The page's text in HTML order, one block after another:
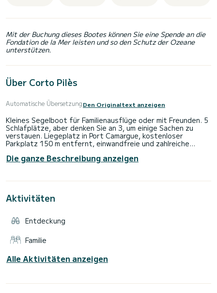
Mit der Buchung dieses Bootes können Sie eine Spende an die
Fondation de la Mer leisten und so den Schutz der Ozeane
unterstützen.
Über Corto Pilès
Automatische ÜbersetzungDen Originaltext anzeigen
Kleines Segelboot für Familienausflüge oder mit Freunden. 5
Schlafplätze, aber denken Sie an 3, um einige Sachen zu
verstauen. Liegeplatz in Port Camargue, kostenloser
Parkplatz 150 m entfernt, einwandfreie und zahlreiche
(aber kein Bimini). Gasherd, kleines Spülbecken, Wassertank
mit Fußpumpe, Kühlbox. Chemietoilette. Großsegel,
Anemometer, Geschwindigkeitsmesser, Autopilot, UKW-
Die ganze Beschreibung anzeigen
Aktivitäten
Entdeckung
Familie
Alle Aktivitäten anzeigen